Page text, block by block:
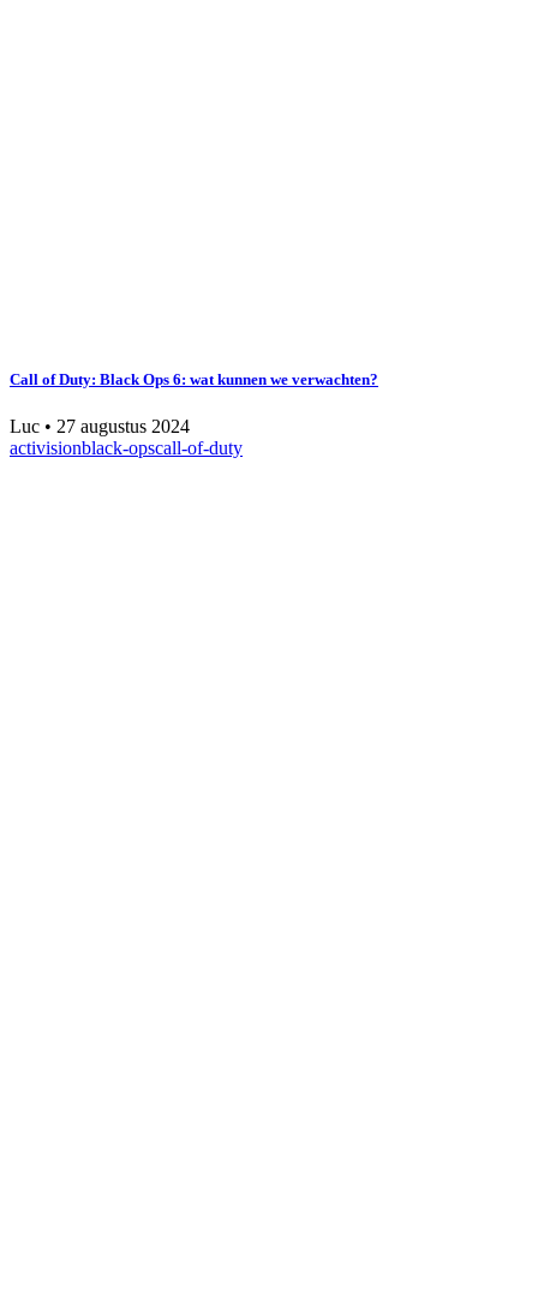
Call of Duty: Black Ops 6: wat kunnen we verwachten?
Luc • 27 augustus 2024
activisionblack-opscall-of-duty